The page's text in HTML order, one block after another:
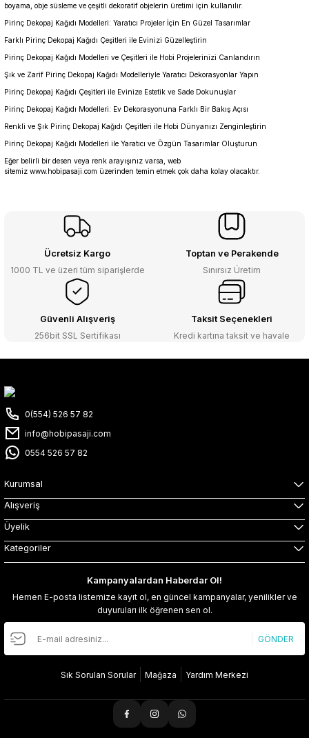
boyama, obje süsleme ve çeşitli dekoratif objelerin üretimi için kullanılır.
Pirinç Dekopaj Kağıdı Modelleri: Yaratıcı Projeler İçin En Güzel Tasarımlar
Farklı Pirinç Dekopaj Kağıdı Çeşitleri ile Evinizi Güzelleştirin
Pirinç Dekopaj Kağıdı Modelleri ve Çeşitleri ile Hobi Projelerinizi Canlandırın
Şık ve Zarif Pirinç Dekopaj Kağıdı Modelleriyle Yaratıcı Dekorasyonlar Yapın
Pirinç Dekopaj Kağıdı Çeşitleri ile Evinize Estetik ve Sade Dokunuşlar
Pirinç Dekopaj Kağıdı Modelleri: Ev Dekorasyonuna Farklı Bir Bakış Açısı
Renkli ve Şık Pirinç Dekopaj Kağıdı Çeşitleri ile Hobi Dünyanızı Zenginleştirin
Pirinç Dekopaj Kağıdı Modelleri ile Yaratıcı ve Özgün Tasarımlar Oluşturun
Eğer belirli bir desen veya renk arayışınız varsa, web
sitemiz www.hobipasaji.com üzerinden temin etmek çok daha kolay olacaktır.
Ücretsiz Kargo
1000 TL ve üzeri tüm siparişlerde
Toptan ve Perakende
Sınırsız Üretim
Güvenli Alışveriş
256bit SSL Sertifikası
Taksit Seçenekleri
Kredi kartına taksit ve havale
0(554) 526 57 82
info@hobipasaji.com
0554 526 57 82
Kurumsal
Alışveriş
Üyelik
Kategoriler
Kampanyalardan Haberdar Ol!
Hemen E-posta listemize kayıt ol, en güncel kampanyalar, yenilikler ve
duyuruları ilk öğrenen sen ol.
GÖNDER
Sık Sorulan Sorular Mağaza Yardım Merkezi